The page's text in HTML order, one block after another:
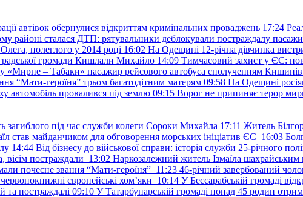
автівок обернулися відкриттям кримінальних проваджень 17:24
районі сталася ДТП: рятувальники деблокували постраждалу
полеглого у 2014 році 16:02 На Одещині 12-річна дівчинка
громади Кишлали Михайло 14:09 Тимчасовий захист у ЄС:
«Мирне – Табаки» пасажир рейсового автобуса сполученням
“Мати-героїня” трьом багатодітним матерям 09:58 На Одещині
автомобіль провалився під землю 09:15 Ворог не припиняє терор
загиблого під час служби колеги Сороки Михайла 17:11 Житель
став майданчиком для обговорення морських ініціатив ЄС 16:03
14:44 Від бізнесу до військової справи: історія служби 25-річного
вісім постраждали 13:02 Наркозалежний житель Ізмаїла
почесне звання “Мати-героїня” 11:23 46-річний завербований
європейські хом’яки 10:14 У Бессарабській громаді
та постраждалі 09:10 У Татарбунарській громаді понад 45 родин